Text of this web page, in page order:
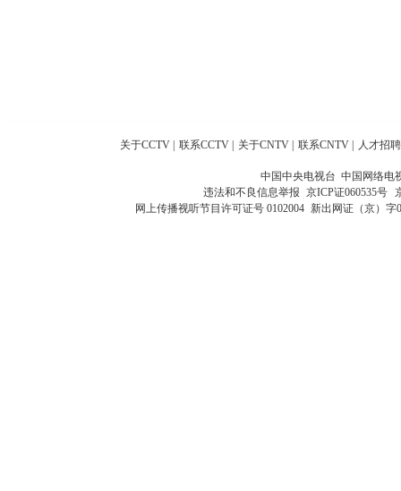
关于CCTV 联系CCTV 关于CNTV 联系CNTV 人才招聘
中国中央电视台 中国网络电
违法和不良信息举报 京ICP证060535号
网上传播视听节目许可证号 0102004 新出网证（京）